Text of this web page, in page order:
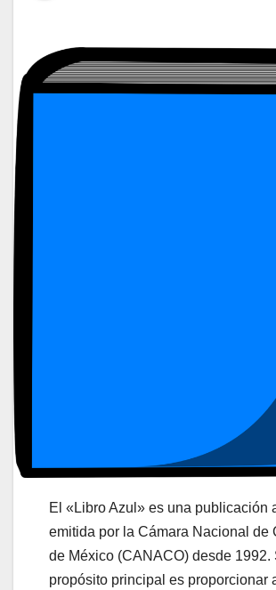
El «Libro Azul» es una publicación
emitida por la Cámara Nacional de
de México (CANACO) desde 1992.
propósito principal es proporcionar